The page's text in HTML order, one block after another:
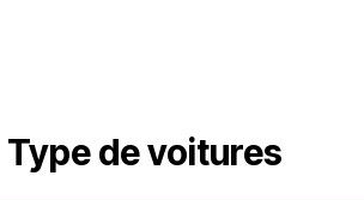
Type de voitures